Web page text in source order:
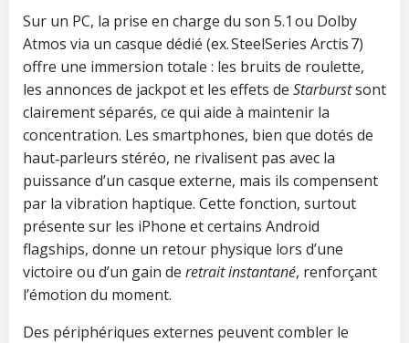
Sur un PC, la prise en charge du son 5.1 ou Dolby
Atmos via un casque dédié (ex. SteelSeries Arctis 7)
offre une immersion totale : les bruits de roulette,
les annonces de jackpot et les effets de Starburstsont
clairement séparés, ce qui aide à maintenir la
concentration. Les smartphones, bien que dotés de
haut‑parleurs stéréo, ne rivalisent pas avec la
puissance d’un casque externe, mais ils compensent
par la vibration haptique. Cette fonction, surtout
présente sur les iPhone et certains Android
flagships, donne un retour physique lors d’une
victoire ou d’un gain de retrait instantané, renforçant
l’émotion du moment.
Des périphériques externes peuvent combler le